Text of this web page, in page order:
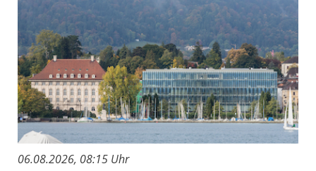
06.08.2026, 08:15 Uhr